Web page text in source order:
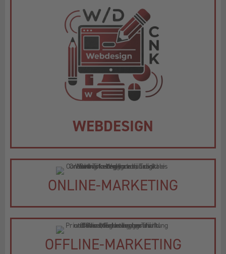
WEBDESIGN
ONLINE-MARKETING
OFFLINE-MARKETING